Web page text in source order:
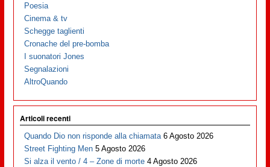
Poesia
Cinema & tv
Schegge taglienti
Cronache del pre-bomba
I suonatori Jones
Segnalazioni
AltroQuando
Articoli recenti
Quando Dio non risponde alla chiamata 6 Agosto 2026
Street Fighting Men 5 Agosto 2026
Si alza il vento / 4 – Zone di morte 4 Agosto 2026